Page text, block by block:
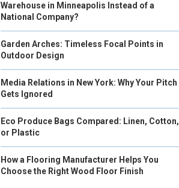
Warehouse in Minneapolis Instead of a
National Company?
Garden Arches: Timeless Focal Points in
Outdoor Design
Media Relations in New York: Why Your Pitch
Gets Ignored
Eco Produce Bags Compared: Linen, Cotton,
or Plastic
How a Flooring Manufacturer Helps You
Choose the Right Wood Floor Finish